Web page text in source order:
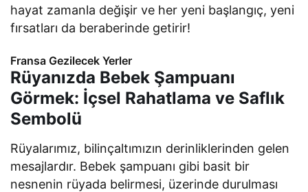
hayat zamanla değişir ve her yeni başlangıç, yeni
fırsatları da beraberinde getirir!
Fransa Gezilecek Yerler
Rüyanızda Bebek Şampuanı
Görmek: İçsel Rahatlama ve Saflık
Sembolü
Rüyalarımız, bilinçaltımızın derinliklerinden gelen
mesajlardır. Bebek şampuanı gibi basit bir
nesnenin rüyada belirmesi, üzerinde durulması